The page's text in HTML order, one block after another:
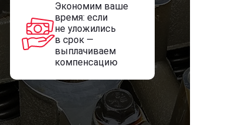
Экономим ваше
время: если
не уложились
в срок —
выплачиваем
компенсацию